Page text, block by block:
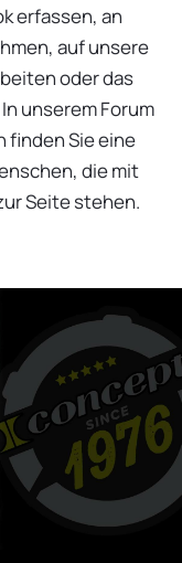
erfassen, an
auf unsere
oder das
unserem Forum
finden Sie eine
die mit
Seite stehen.